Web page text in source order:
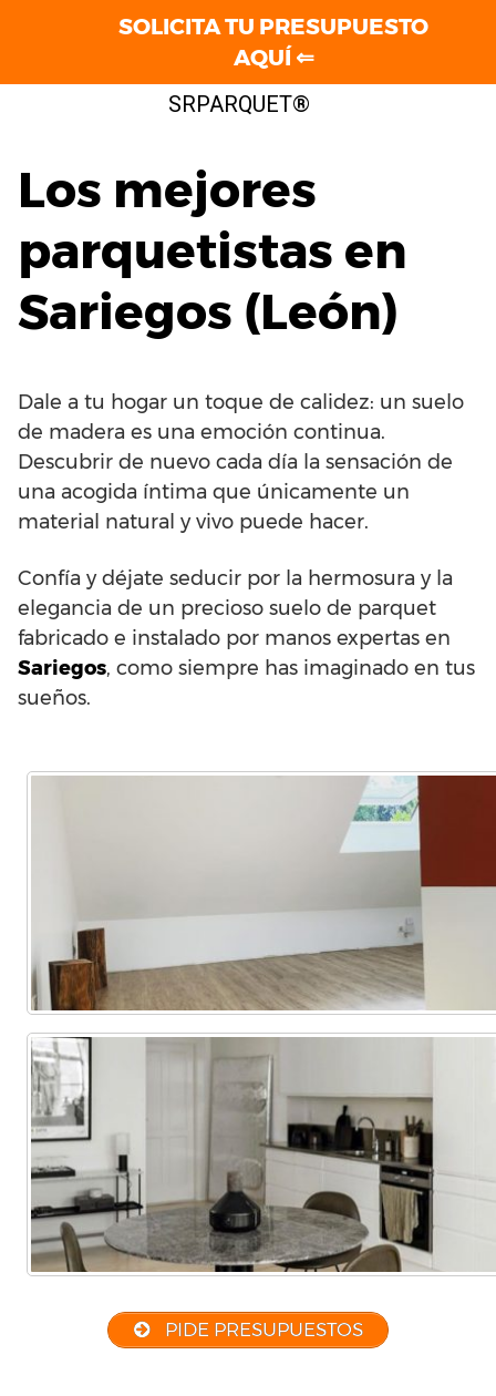
SRPARQUET®
Los mejores
parquetistas en
Sariegos (León)
Dale a tu hogar un toque de calidez: un suelo
de madera es una emoción continua.
Descubrir de nuevo cada día la sensación de
una acogida íntima que únicamente un
material natural y vivo puede hacer.
Confía y déjate seducir por la hermosura y la
elegancia de un precioso suelo de parquet
fabricado e instalado por manos expertas en
Sariegos, como siempre has imaginado en tus
sueños.
PIDE PRESUPUESTOS
SOLICITA TU PRESUPUESTO
AQUÍ ⇐